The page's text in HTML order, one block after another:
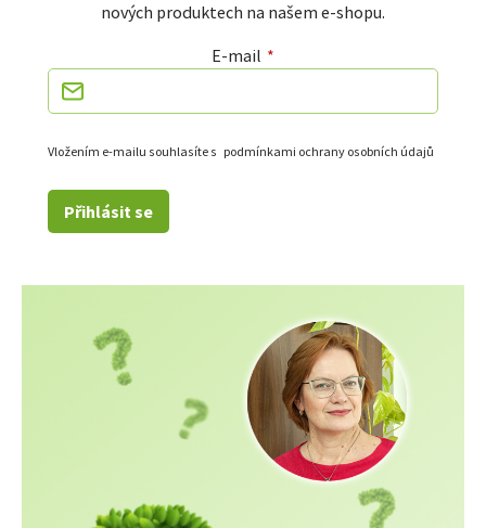
nových produktech na našem e-shopu.
E-mail
Vložením e-mailu souhlasíte s podmínkami ochrany osobních údajů
Přihlásit se